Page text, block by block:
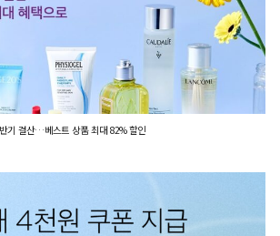
기 결산…베스트 상품 최대 82% 할인